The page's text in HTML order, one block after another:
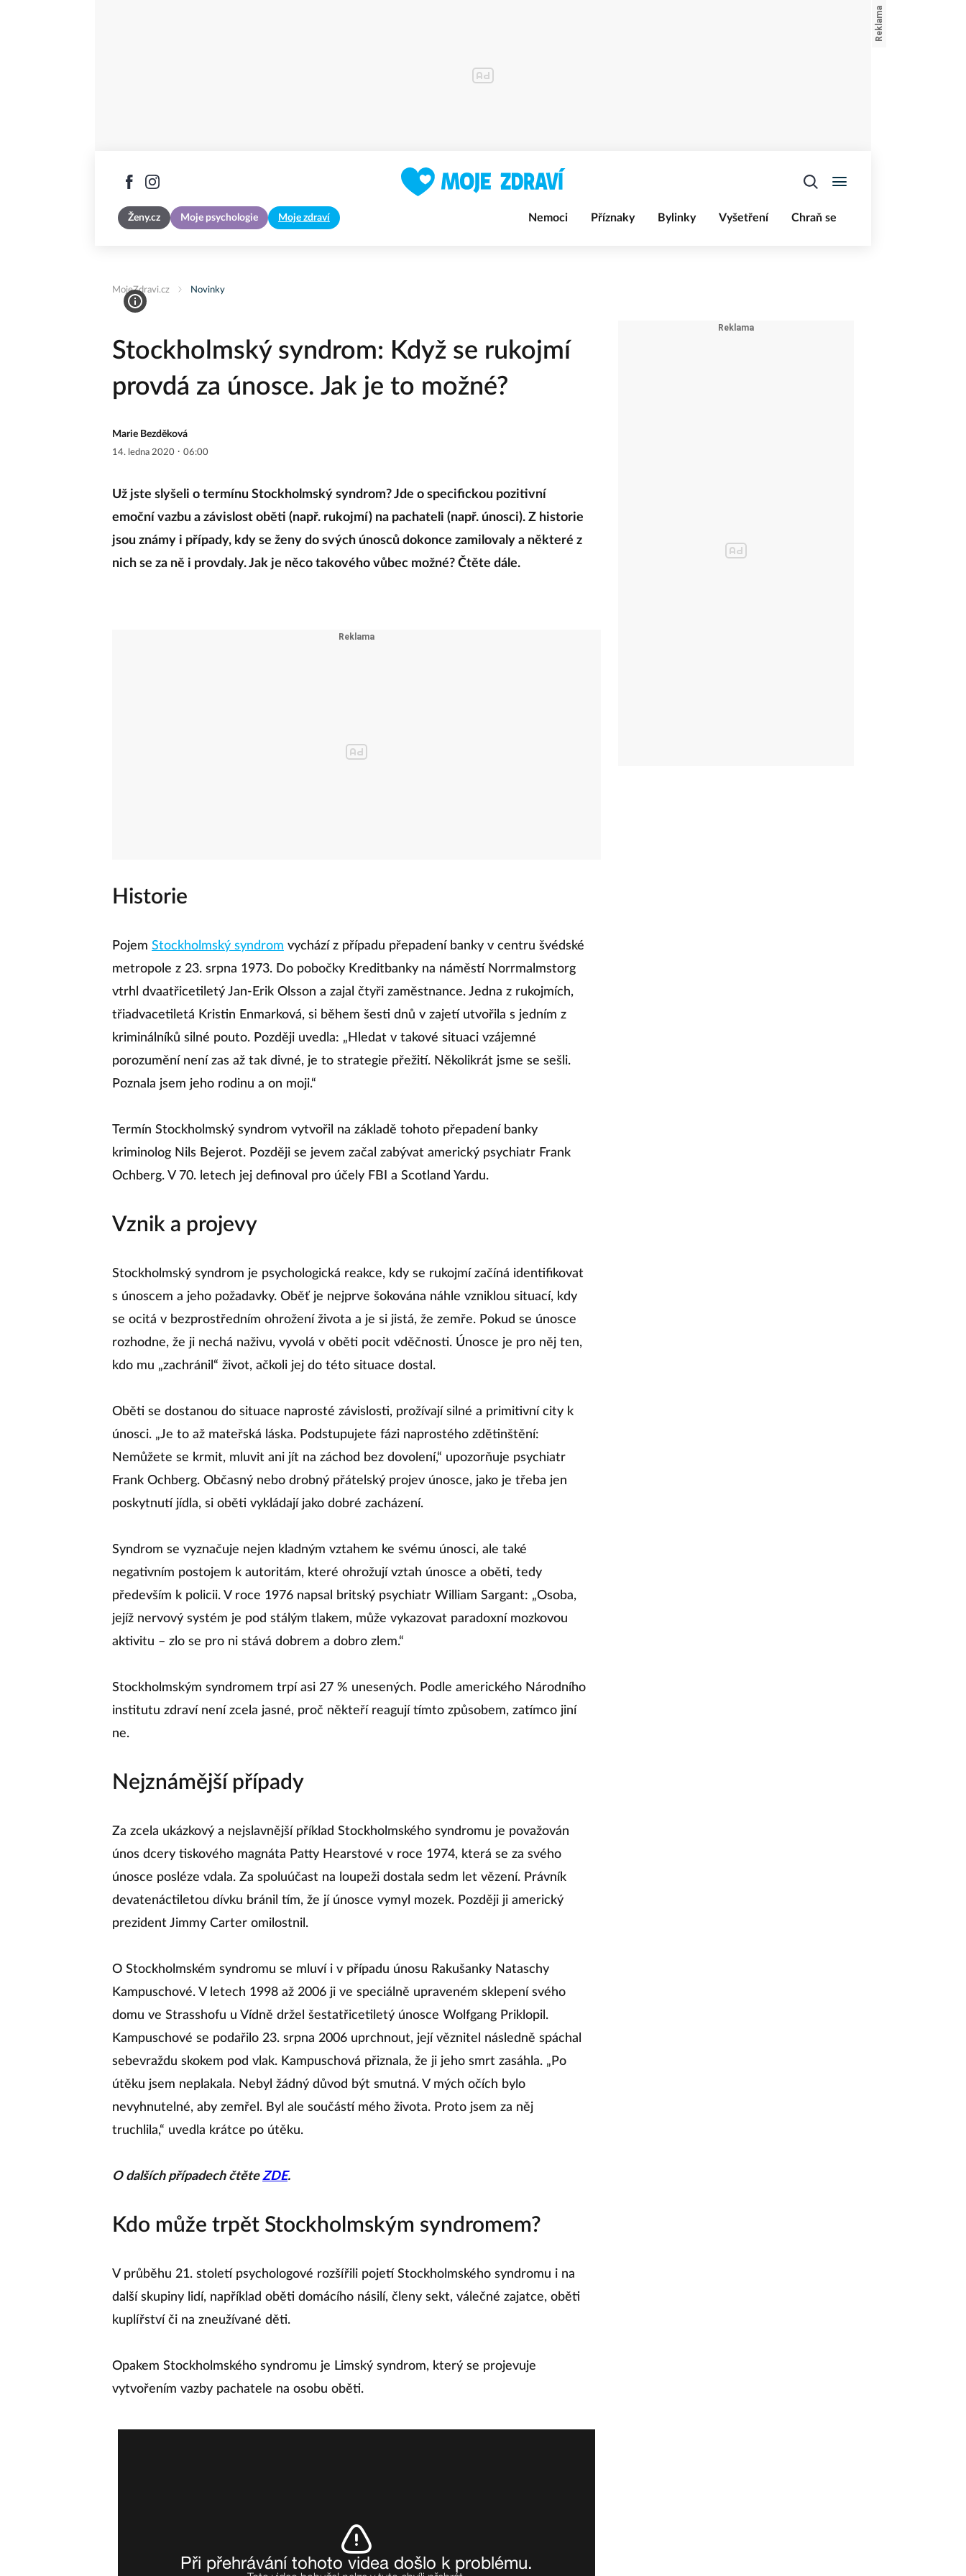
Ženy.cz Moje psychologie Moje zdraví Nemoci Příznaky Bylinky Vyšetření Chraň se
MojeZdravi.cz Novinky
Stockholmský syndrom: Když se rukojmí
provdá za únosce. Jak je to možné?
Marie Bezděková
14. ledna 2020 · 06:00
Už jste slyšeli o termínu Stockholmský syndrom? Jde o specifickou pozitivní
emoční vazbu a závislost oběti (např. rukojmí) na pachateli (např. únosci). Z historie
jsou známy i případy, kdy se ženy do svých únosců dokonce zamilovaly a některé z
nich se za ně i provdaly. Jak je něco takového vůbec možné? Čtěte dále.
Historie
Pojem Stockholmský syndrom vychází z případu přepadení banky v centru švédské
metropole z 23. srpna 1973. Do pobočky Kreditbanky na náměstí Norrmalmstorg
vtrhl dvaatřicetiletý Jan-Erik Olsson a zajal čtyři zaměstnance. Jedna z rukojmích,
třiadvacetiletá Kristin Enmarková, si během šesti dnů v zajetí utvořila s jedním z
kriminálníků silné pouto. Později uvedla: „Hledat v takové situaci vzájemné
porozumění není zas až tak divné, je to strategie přežití. Několikrát jsme se sešli.
Poznala jsem jeho rodinu a on moji.“
Termín Stockholmský syndrom vytvořil na základě tohoto přepadení banky
kriminolog Nils Bejerot. Později se jevem začal zabývat americký psychiatr Frank
Ochberg. V 70. letech jej definoval pro účely FBI a Scotland Yardu.
Vznik a projevy
Stockholmský syndrom je psychologická reakce, kdy se rukojmí začíná identifikovat
s únoscem a jeho požadavky. Oběť je nejprve šokována náhle vzniklou situací, kdy
se ocitá v bezprostředním ohrožení života a je si jistá, že zemře. Pokud se únosce
rozhodne, že ji nechá naživu, vyvolá v oběti pocit vděčnosti. Únosce je pro něj ten,
kdo mu „zachránil“ život, ačkoli jej do této situace dostal.
Oběti se dostanou do situace naprosté závislosti, prožívají silné a primitivní city k
únosci. „Je to až mateřská láska. Podstupujete fázi naprostého zdětinštění:
Nemůžete se krmit, mluvit ani jít na záchod bez dovolení,“ upozorňuje psychiatr
Frank Ochberg. Občasný nebo drobný přátelský projev únosce, jako je třeba jen
poskytnutí jídla, si oběti vykládají jako dobré zacházení.
Syndrom se vyznačuje nejen kladným vztahem ke svému únosci, ale také
negativním postojem k autoritám, které ohrožují vztah únosce a oběti, tedy
především k policii. V roce 1976 napsal britský psychiatr William Sargant: „Osoba,
jejíž nervový systém je pod stálým tlakem, může vykazovat paradoxní mozkovou
aktivitu – zlo se pro ni stává dobrem a dobro zlem.“
Stockholmským syndromem trpí asi 27 % unesených. Podle amerického Národního
institutu zdraví není zcela jasné, proč někteří reagují tímto způsobem, zatímco jiní
ne.
Nejznámější případy
Za zcela ukázkový a nejslavnější příklad Stockholmského syndromu je považován
únos dcery tiskového magnáta Patty Hearstové v roce 1974, která se za svého
únosce posléze vdala. Za spoluúčast na loupeži dostala sedm let vězení. Právník
devatenáctiletou dívku bránil tím, že jí únosce vymyl mozek. Později ji americký
prezident Jimmy Carter omilostnil.
O Stockholmském syndromu se mluví i v případu únosu Rakušanky Nataschy
Kampuschové. V letech 1998 až 2006 ji ve speciálně upraveném sklepení svého
domu ve Strasshofu u Vídně držel šestatřicetiletý únosce Wolfgang Priklopil.
Kampuschové se podařilo 23. srpna 2006 uprchnout, její věznitel následně spáchal
sebevraždu skokem pod vlak. Kampuschová přiznala, že ji jeho smrt zasáhla. „Po
útěku jsem neplakala. Nebyl žádný důvod být smutná. V mých očích bylo
nevyhnutelné, aby zemřel. Byl ale součástí mého života. Proto jsem za něj
truchlila,“ uvedla krátce po útěku.
O dalších případech čtěteZDE.
Kdo může trpět Stockholmským syndromem?
V průběhu 21. století psychologové rozšířili pojetí Stockholmského syndromu i na
další skupiny lidí, například oběti domácího násilí, členy sekt, válečné zajatce, oběti
kuplířství či na zneužívané děti.
Opakem Stockholmského syndromu je Limský syndrom, který se projevuje
vytvořením vazby pachatele na osobu oběti.